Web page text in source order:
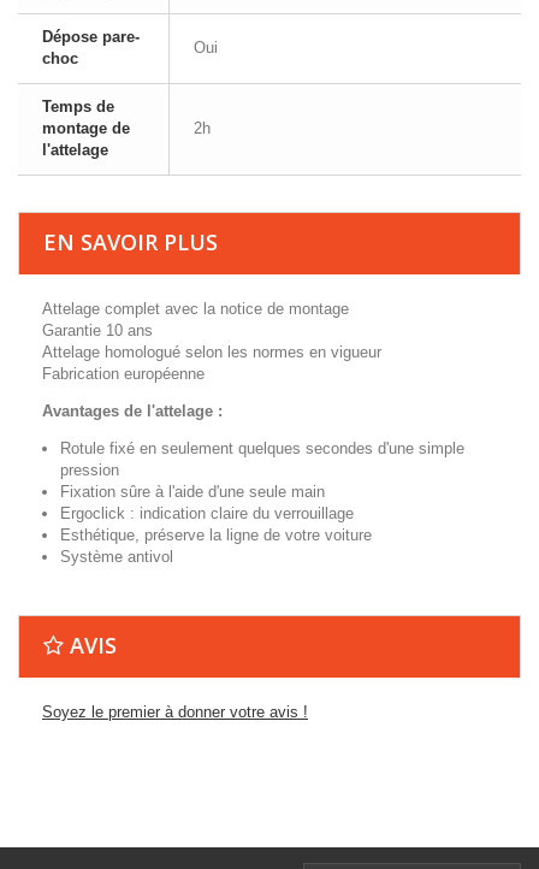
Dépose pare-
choc
Oui
Temps de
montage de
l'attelage
2h
EN SAVOIR PLUS
Attelage complet avec la notice de montage
Garantie 10 ans
Attelage homologué selon les normes en vigueur
Fabrication européenne
Avantages de l'attelage :
Rotule fixé en seulement quelques secondes d'une simple
pression
Fixation sûre à l'aide d'une seule main
Ergoclick : indication claire du verrouillage
Esthétique, préserve la ligne de votre voiture
Système antivol
AVIS
Soyez le premier à donner votre avis !